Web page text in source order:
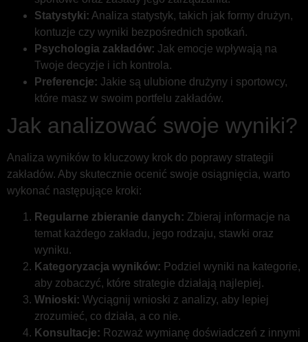
Statystyki: Analiza statystyk, takich jak formy drużyn,
kontuzje czy wyniki bezpośrednich spotkań.
Psychologia zakładów: Jak emocje wpływają na
Twoje decyzje i ich kontrola.
Preferencje: Jakie są ulubione drużyny i sportowcy,
które masz w swoim portfelu zakładów.
Jak analizować swoje wyniki?
Analiza wyników to kluczowy krok do poprawy strategii
zakładów. Aby skutecznie ocenić swoje osiągnięcia, warto
wykonać następujące kroki:
Regularne zbieranie danych: Zbieraj informacje na
temat każdego zakładu, jego rodzaju, stawki oraz
wyniku.
Kategoryzacja wyników: Podziel wyniki na kategorie,
aby zobaczyć, które strategie działają najlepiej.
Wnioski: Wyciągnij wnioski z analizy, aby lepiej
zrozumieć, co działa, a co nie.
Konsultacje: Rozważ wymianę doświadczeń z innymi